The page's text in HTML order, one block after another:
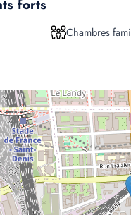
forts
Chambres